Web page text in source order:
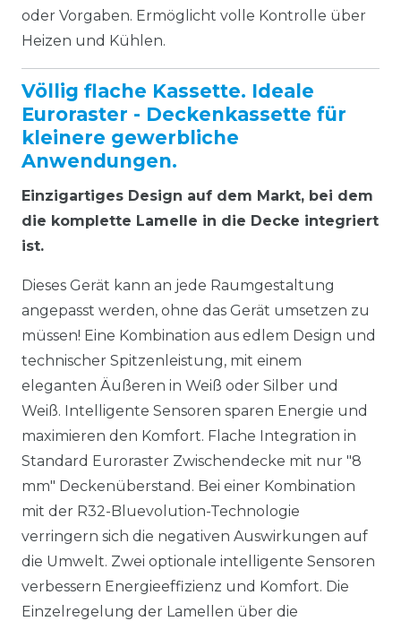
oder Vorgaben. Ermöglicht volle Kontrolle über
Heizen und Kühlen.
Völlig flache Kassette. Ideale
Euroraster - Deckenkassette für
kleinere gewerbliche
Anwendungen.
Einzigartiges Design auf dem Markt, bei dem
die komplette Lamelle in die Decke integriert
ist.
Dieses Gerät kann an jede Raumgestaltung
angepasst werden, ohne das Gerät umsetzen zu
müssen! Eine Kombination aus edlem Design und
technischer Spitzenleistung, mit einem
eleganten Äußeren in Weiß oder Silber und
Weiß. Intelligente Sensoren sparen Energie und
maximieren den Komfort. Flache Integration in
Standard Euroraster Zwischendecke mit nur "8
mm" Deckenüberstand. Bei einer Kombination
mit der R32-Bluevolution-Technologie
verringern sich die negativen Auswirkungen auf
die Umwelt. Zwei optionale intelligente Sensoren
verbessern Energieeffizienz und Komfort. Die
Einzelregelung der Lamellen über die